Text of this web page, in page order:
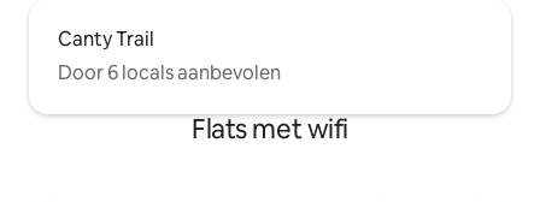
Canty Trail
Door 6 locals aanbevolen
Flats met wifi